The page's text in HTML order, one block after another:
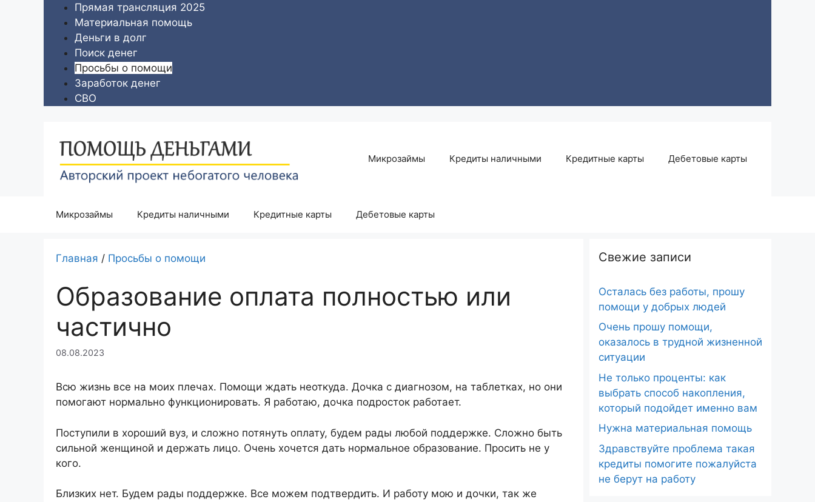
содержимому
Прямая трансляция 2025
Материальная помощь
Деньги в долг
Поиск денег
Просьбы о помощи
Заработок денег
СВО
Микрозаймы Кредиты наличными Кредитные карты Дебетовые карты
Микрозаймы Кредиты наличными Кредитные карты Дебетовые карты
Главная / Просьбы о помощи
Образование оплата полностью или
частично
08.08.2023
Всю жизнь все на моих плечах. Помощи ждать неоткуда. Дочка с диагнозом, на таблетках, но они
помогают нормально функционировать. Я работаю, дочка подросток работает.
Поступили в хороший вуз, и сложно потянуть оплату, будем рады любой поддержке. Сложно быть
сильной женщиной и держать лицо. Очень хочется дать нормальное образование. Просить не у
кого.
Близких нет. Будем рады поддержке. Все можем подтвердить. И работу мою и дочки, так же
Свежие записи
Осталась без работы, прошу
помощи у добрых людей
Очень прошу помощи,
оказалось в трудной жизненной
ситуации
Не только проценты: как
выбрать способ накопления,
который подойдет именно вам
Нужна материальная помощь
Здравствуйте проблема такая
кредиты помогите пожалуйста
не берут на работу